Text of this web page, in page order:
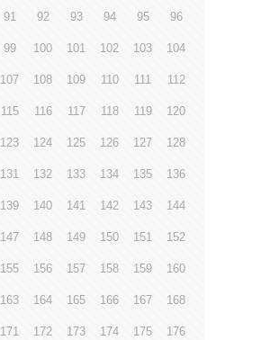
91 92 93 94 95 96
99 100 101 102 103 104
107 108 109 110 111 112
115 116 117 118 119 120
123 124 125 126 127 128
131 132 133 134 135 136
139 140 141 142 143 144
147 148 149 150 151 152
155 156 157 158 159 160
163 164 165 166 167 168
171 172 173 174 175 176